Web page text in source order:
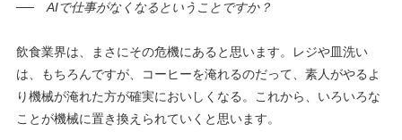
── AIで仕事がなくなるということですか？
飲食業界は、まさにその危機にあると思います。レジや皿洗い
は、もちろんですが、コーヒーを淹れるのだって、素人がやるよ
り機械が淹れた方が確実においしくなる。これから、いろいろな
ことが機械に置き換えられていくと思います。